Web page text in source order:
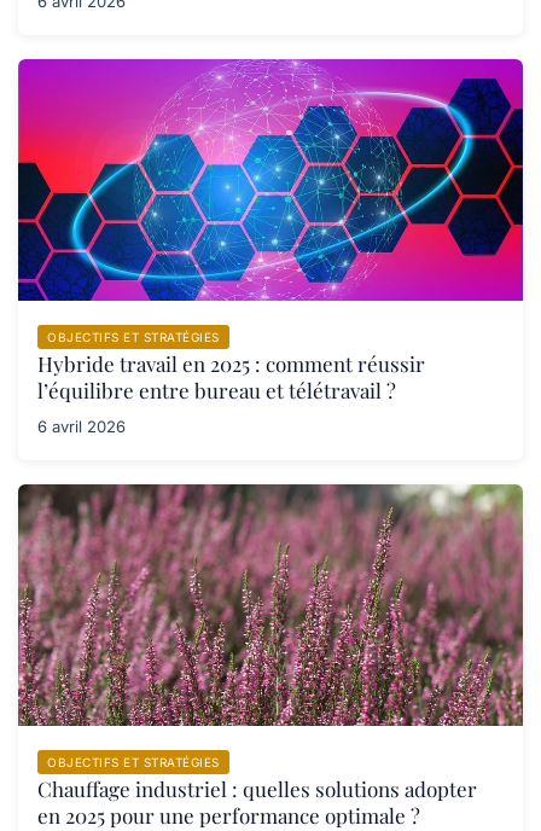
OBJECTIFS ET STRATÉGIES
Hybride travail en 2025 : comment réussir
l’équilibre entre bureau et télétravail ?
6 avril 2026
OBJECTIFS ET STRATÉGIES
Chauffage industriel : quelles solutions adopter
en 2025 pour une performance optimale ?